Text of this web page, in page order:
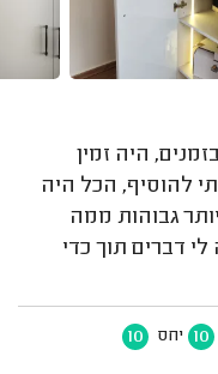
היה זמין
להוסיף, הכל היה
גבוהות ממה
דברים תוך כדי
10 יחס 10